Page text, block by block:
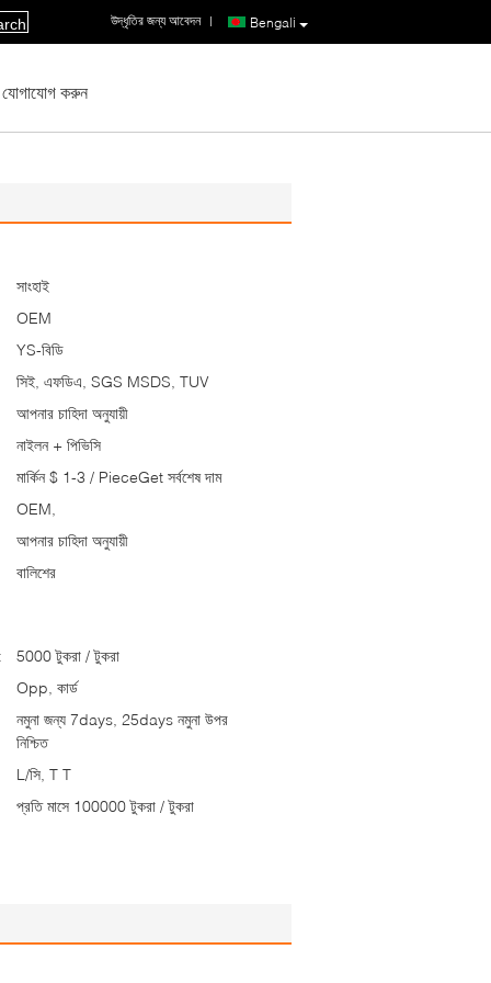
Bengali
উদ্ধৃতির জন্য আবেদন |
যোগাযোগ করুন
সাংহাই
OEM
YS-বিডি
সিই, এফডিএ, SGS MSDS, TUV
আপনার চাহিদা অনুযায়ী
নাইলন + পিভিসি
মার্কিন $ 1-3 / PieceGet সর্বশেষ দাম
OEM,
আপনার চাহিদা অনুযায়ী
বালিশের
5000 টুকরা / টুকরা
Opp, কার্ড
নমুনা জন্য 7days, 25days নমুনা উপর
নিশ্চিত
L/সি, T T
প্রতি মাসে 100000 টুকরা / টুকরা